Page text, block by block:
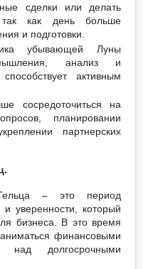
сделки или делать
так как день больше
и подготовки.
убывающей Луны
анализ и
активным
сосредоточиться на
планировании
партнерских
– это период
и уверенности, который
бизнеса. В это время
финансовыми
долгосрочными